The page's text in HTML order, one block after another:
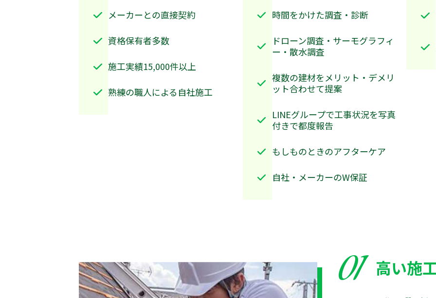
メーカーとの直接契約
資格保有者多数
施工実績15,000件以上
熟練の職人による自社施工
時間をかけた調査・診断
ドローン調査・サーモグラフィ
ー・散水調査
複数の建材をメリット・デメリ
ット合わせて提案
LINEグループで工事状況を写真
付きで都度報告
もしものときのアフターケア
自社・メーカーのW保証
01 高い施